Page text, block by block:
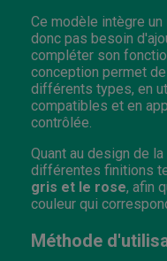
Ce modèle intègre un
donc pas besoin
compléter son
conception permet
différents types, en
compatibles et en
contrôlée.
Quant au design de
différentes finitions
gris et le rose, afin
couleur qui
Méthode